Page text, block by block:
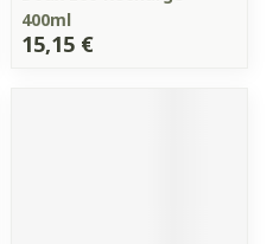
400ml
15,15 €